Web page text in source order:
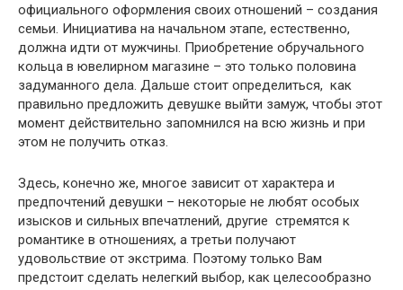
официального оформления своих отношений – создания
семьи. Инициатива на начальном этапе, естественно,
должна идти от мужчины. Приобретение обручального
кольца в ювелирном магазине – это только половина
задуманного дела. Дальше стоит определиться, как
правильно предложить девушке выйти замуж, чтобы этот
момент действительно запомнился на всю жизнь и при
этом не получить отказ.
Здесь, конечно же, многое зависит от характера и
предпочтений девушки – некоторые не любят особых
изысков и сильных впечатлений, другие стремятся к
романтике в отношениях, а третьи получают
удовольствие от экстрима. Поэтому только Вам
предстоит сделать нелегкий выбор, как целесообразно